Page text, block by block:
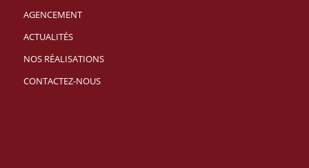
AGENCEMENT
ACTUALITÉS
NOS RÉALISATIONS
CONTACTEZ-NOUS